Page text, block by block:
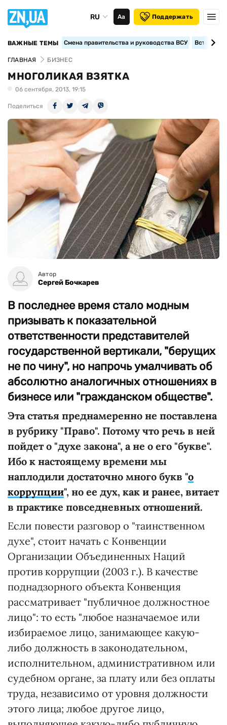
RU Аа Поддержать
ВАЖНЫЕ ТЕМЫ Смена правительства и руководства ВСУ
ГЛАВНАЯ БИЗНЕС
МНОГОЛИКАЯ ВЗЯТКА
06 сентября, 2013, 19:15
Поделиться
Автор
Сергей Бочкарев
В последнее время стало модным
призывать к показательной
ответственности представителей
государственной вертикали, "берущих
не по чину", но напрочь умалчивать об
абсолютно аналогичных отношениях в
бизнесе или "гражданском обществе".
Эта статья преднамеренно не поставлена
в рубрику "Право". Потому что речь в ней
пойдет о "духе закона", а не о его "букве".
Ибо к настоящему времени мы
наплодили достаточно много букв "о
коррупции", но ее дух, как и ранее, витает
в практике повседневных отношений.
Если повести разговор о "таинственном
духе", стоит начать с Конвенции
Организации Объединенных Наций
против коррупции (2003 г.). В качестве
поднадзорного объекта Конвенция
рассматривает "публичное должностное
лицо": то есть "любое назначаемое или
избираемое лицо, занимающее какую-
либо должность в законодательном,
исполнительном, административном или
судебном органе, за плату или без оплаты
труда, независимо от уровня должности
этого лица; любое другое лицо,